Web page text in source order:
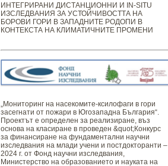
ИНТЕГРИРАНИ ДИСТАНЦИОННИ И IN-SITU
ИЗСЛЕДВАНИЯ ЗА УСТОЙЧИВОСТТА НА
БОРОВИ ГОРИ В ЗАПАДНИТЕ РОДОПИ В
КОНТЕКСТА НА КЛИМАТИЧНИТЕ ПРОМЕНИ
„Мониторинг ​​​на ​​насекомите-ксилофаги в гори
засегнати от пожари в Югозападна България“.
Проектът е определен за реализиране, въз
основа на класиране в проведен &quot;Конкурс
за финансиране на фундаментални научни
изследвания на млади учени и постдокторанти –
2024 г. от Фонд научни изследвания,
Министерство на образованието и науката на